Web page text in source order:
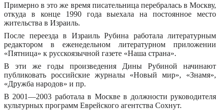
Примерно в это же время писательница перебралась в Москву,
откуда в конце 1990 года выехала на постоянное место
жительства в Израиль.
После переезда в Израиль Рубина работала литературным
редактором в еженедельном литературном приложении
«Пятница» к русскоязычной газете «Наша страна».
В эти же годы произведения Дины Рубиной начинают
публиковать российские журналы «Новый мир», «Знамя»,
«Дружба народов» и пр.
В 2001—2003 работала в Москве в должности руководителя
культурных программ Еврейского агентства Сохнут.